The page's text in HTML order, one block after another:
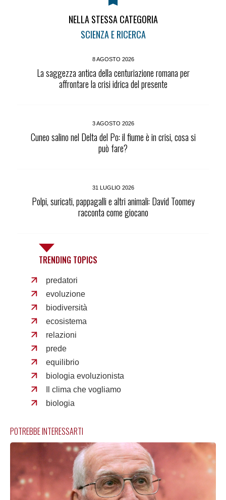
NELLA STESSA CATEGORIA
SCIENZA E RICERCA
8 AGOSTO 2026
La saggezza antica della centuriazione romana per
affrontare la crisi idrica del presente
3 AGOSTO 2026
Cuneo salino nel Delta del Po: il fiume è in crisi, cosa si
può fare?
31 LUGLIO 2026
Polpi, suricati, pappagalli e altri animali: David Toomey
racconta come giocano
TRENDING TOPICS
predatori
evoluzione
biodiversità
ecosistema
relazioni
prede
equilibrio
biologia evoluzionista
Il clima che vogliamo
biologia
POTREBBE INTERESSARTI